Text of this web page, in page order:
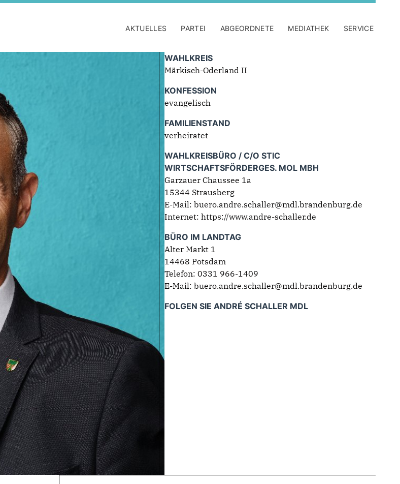
AKTUELLES PARTEI ABGEORDNETE MEDIATHEK SERVICE
WAHLKREIS
Märkisch-Oderland II
KONFESSION
evangelisch
FAMILIENSTAND
verheiratet
WAHLKREISBÜRO / C/O STIC
WIRTSCHAFTSFÖRDERGES. MOL MBH
Garzauer Chaussee 1a
15344 Strausberg
E-Mail: buero.andre.schaller@mdl.brandenburg.de
Internet: https://www.andre-schaller.de
BÜRO IM LANDTAG
Alter Markt 1
14468 Potsdam
Telefon: 0331 966-1409
E-Mail: buero.andre.schaller@mdl.brandenburg.de
FOLGEN SIE ANDRÉ SCHALLER MDL